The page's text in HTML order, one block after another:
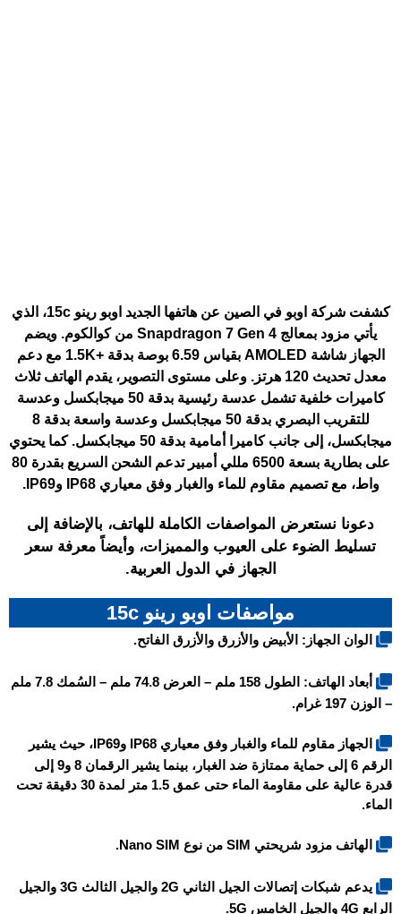
كشفت شركة اوبو في الصين عن هاتفها الجديد اوبو رينو 15c
، الذي
يأتي مزود بمعالج Snapdragon 7 Gen 4 من كوالكوم. ويضم
الجهاز شاشة AMOLED بقياس 6.59 بوصة بدقة +1.5K مع دعم
معدل تحديث 120 هرتز. وعلى مستوى التصوير، يقدم الهاتف ثلاث
كاميرات خلفية تشمل عدسة رئيسية بدقة 50 ميجابكسل وعدسة
للتقريب البصري بدقة 50 ميجابكسل وعدسة واسعة بدقة 8
ميجابكسل، إلى جانب كاميرا أمامية بدقة 50 ميجابكسل. كما يحتوي
على بطارية بسعة 6500 مللي أمبير تدعم الشحن السريع بقدرة 80
واط، مع تصميم مقاوم للماء والغبار وفق معياري IP68 وIP69.
دعونا نستعرض المواصفات الكاملة للهاتف، بالإضافة إلى
تسليط الضوء على العيوب والمميزات، وأيضاً معرفة سعر
الجهاز في الدول العربية.
مواصفات اوبو رينو 15c
الوان الجهاز: الأبيض والأزرق والأزرق الفاتح.
أبعاد الهاتف: الطول 158 ملم – العرض 74.8 ملم – السُمك 7.8 ملم
– الوزن 197 غرام.
الجهاز مقاوم للماء والغبار وفق معياري IP68 وIP69، حيث يشير
الرقم 6 إلى حماية ممتازة ضد الغبار، بينما يشير الرقمان 8 و9 إلى
قدرة عالية على مقاومة الماء حتى عمق 1.5 متر لمدة 30 دقيقة تحت
الماء.
الهاتف مزود شريحتي SIM من نوع Nano SIM.
يدعم شبكات إتصالات الجيل الثاني 2G والجيل الثالث 3G والجيل
الرابع 4G والجيل الخامس 5G.